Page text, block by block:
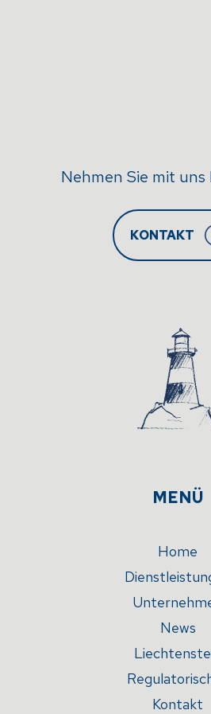
Nehmen Sie mit
KONTAKT
MENÜ
Home
News
Kontakt